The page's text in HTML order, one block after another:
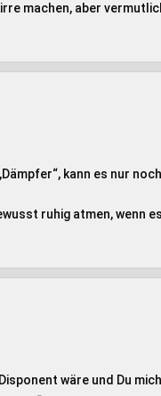
machen, aber
kann es nur
ruhig atmen, wenn
Disponent wäre und Du